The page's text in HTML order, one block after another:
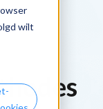
wilt